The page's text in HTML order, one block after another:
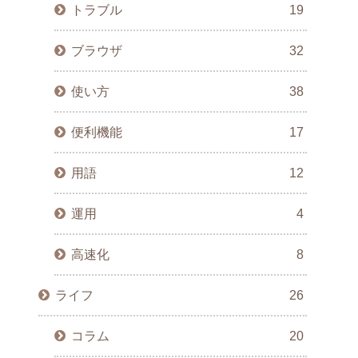
トラブル 19
ブラウザ 32
使い方 38
便利機能 17
用語 12
運用 4
高速化 8
ライフ 26
コラム 20